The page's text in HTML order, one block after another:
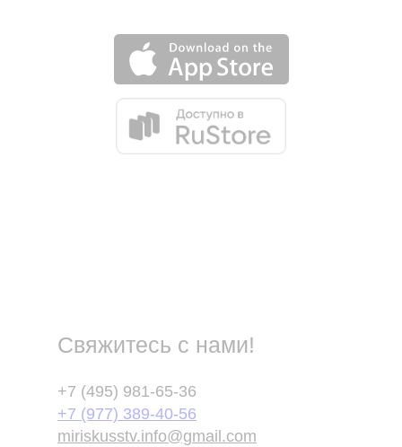
Свяжитесь с нами!
+7 (495) 981-65-36
+7 (977) 389-40-56
miriskusstv.info@gmail.com